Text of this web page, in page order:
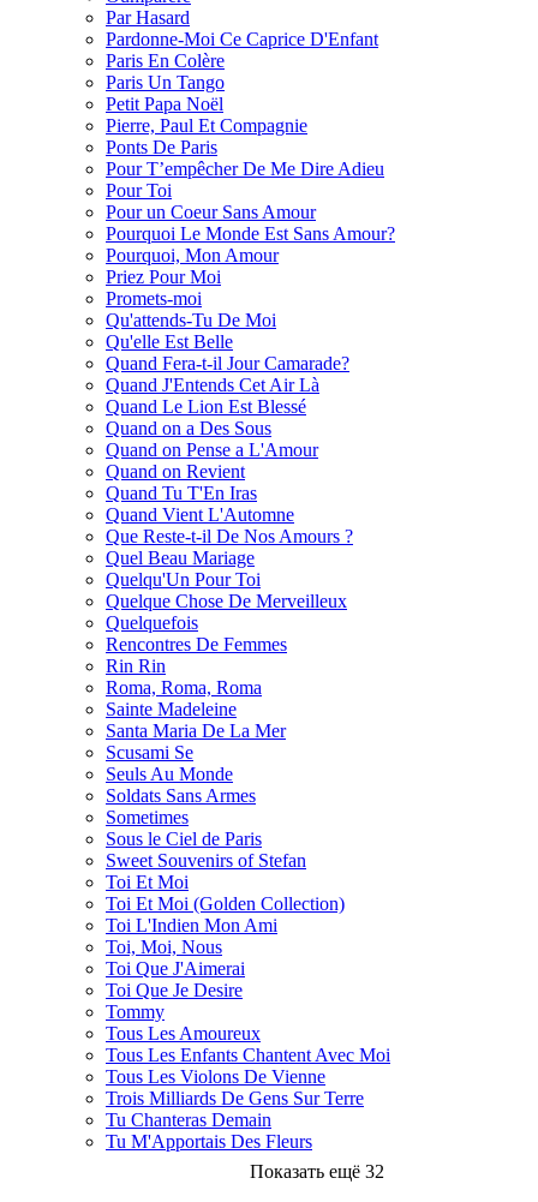
Par Hasard
Pardonne-Moi Ce Caprice D'Enfant
Paris En Colère
Paris Un Tango
Petit Papa Noël
Pierre, Paul Et Compagnie
Ponts De Paris
Pour T’empêcher De Me Dire Adieu
Pour Toi
Pour un Coeur Sans Amour
Pourquoi Le Monde Est Sans Amour?
Pourquoi, Mon Amour
Priez Pour Moi
Promets-moi
Qu'attends-Tu De Moi
Qu'elle Est Belle
Quand Fera-t-il Jour Camarade?
Quand J'Entends Cet Air Là
Quand Le Lion Est Blessé
Quand on a Des Sous
Quand on Pense a L'Amour
Quand on Revient
Quand Tu T'En Iras
Quand Vient L'Automne
Que Reste-t-il De Nos Amours ?
Quel Beau Mariage
Quelqu'Un Pour Toi
Quelque Chose De Merveilleux
Quelquefois
Rencontres De Femmes
Rin Rin
Roma, Roma, Roma
Sainte Madeleine
Santa Maria De La Mer
Scusami Se
Seuls Au Monde
Soldats Sans Armes
Sometimes
Sous le Ciel de Paris
Sweet Souvenirs of Stefan
Toi Et Moi
Toi Et Moi (Golden Collection)
Toi L'Indien Mon Ami
Toi, Moi, Nous
Toi Que J'Aimerai
Toi Que Je Desire
Tommy
Tous Les Amoureux
Tous Les Enfants Chantent Avec Moi
Tous Les Violons De Vienne
Trois Milliards De Gens Sur Terre
Tu Chanteras Demain
Tu M'Apportais Des Fleurs
Показать ещё 32